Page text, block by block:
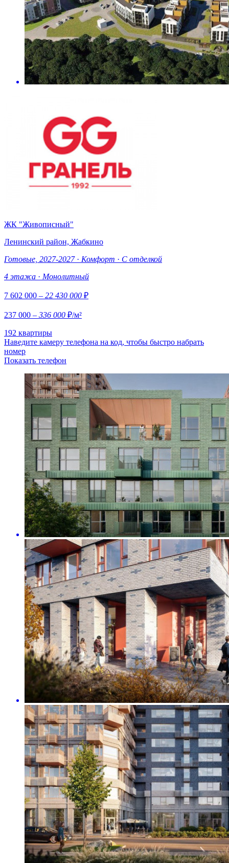
ЖК "Живописный"
Ленинский район, Жабкино
Готовые, 2027-2027 · Комфорт · С отделкой
4 этажа · Монолитный
7 602 000 – 22 430 000 ₽
237 000 – 336 000 ₽/м²
192 квартиры
Наведите камеру телефона на код, чтобы быстро набрать
номер
Показать телефон